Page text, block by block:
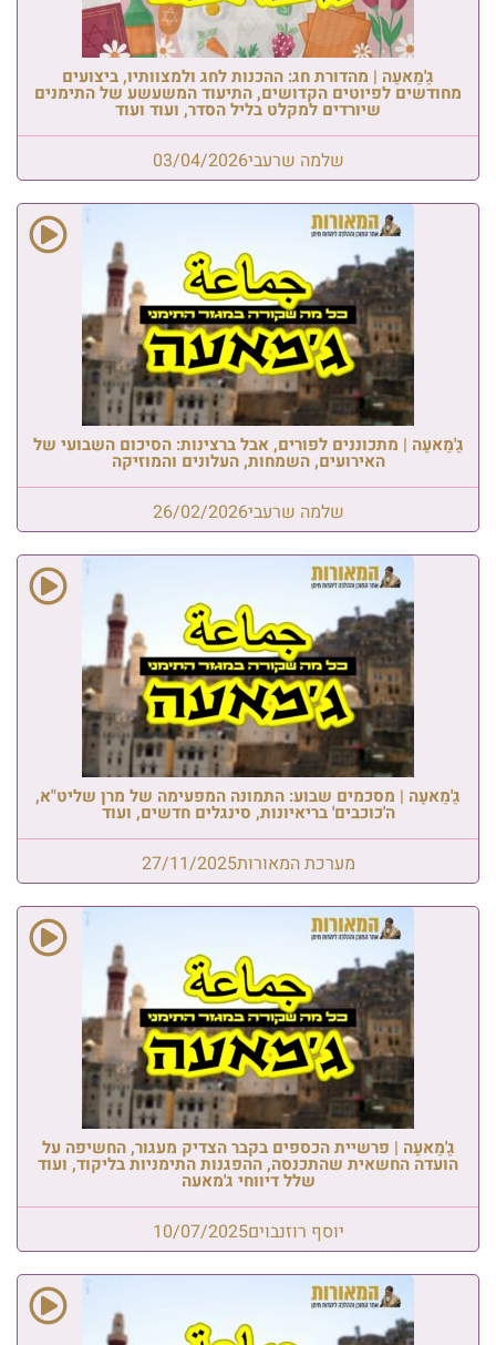
גַ'מַאעַה | מהדורת חג: ההכנות לחג ולמצוותיו, ביצועים
מחודשים לפיוטים הקדושים, התיעוד המשעשע של התימנים
שיורדים למקלט בליל הסדר, ועוד ועוד
שלמה שרעבי03/04/2026
גַ'מַאעַה | מתכוננים לפורים, אבל ברצינות: הסיכום השבועי של
האירועים, השמחות, העלונים והמוזיקה
שלמה שרעבי26/02/2026
גַ'מַאעַה | מסכמים שבוע: התמונה המפעימה של מרן שליט"א,
ה'כוכבים' בריאיונות, סינגלים חדשים, ועוד
מערכת המאורות27/11/2025
גַ'מַאעַה | פרשיית הכספים בקבר הצדיק מעגור, החשיפה על
הועדה החשאית שהתכנסה, ההפגנות התימניות בליקוד, ועוד
שלל דיווחי ג'מאעה
יוסף רוזנבוים10/07/2025